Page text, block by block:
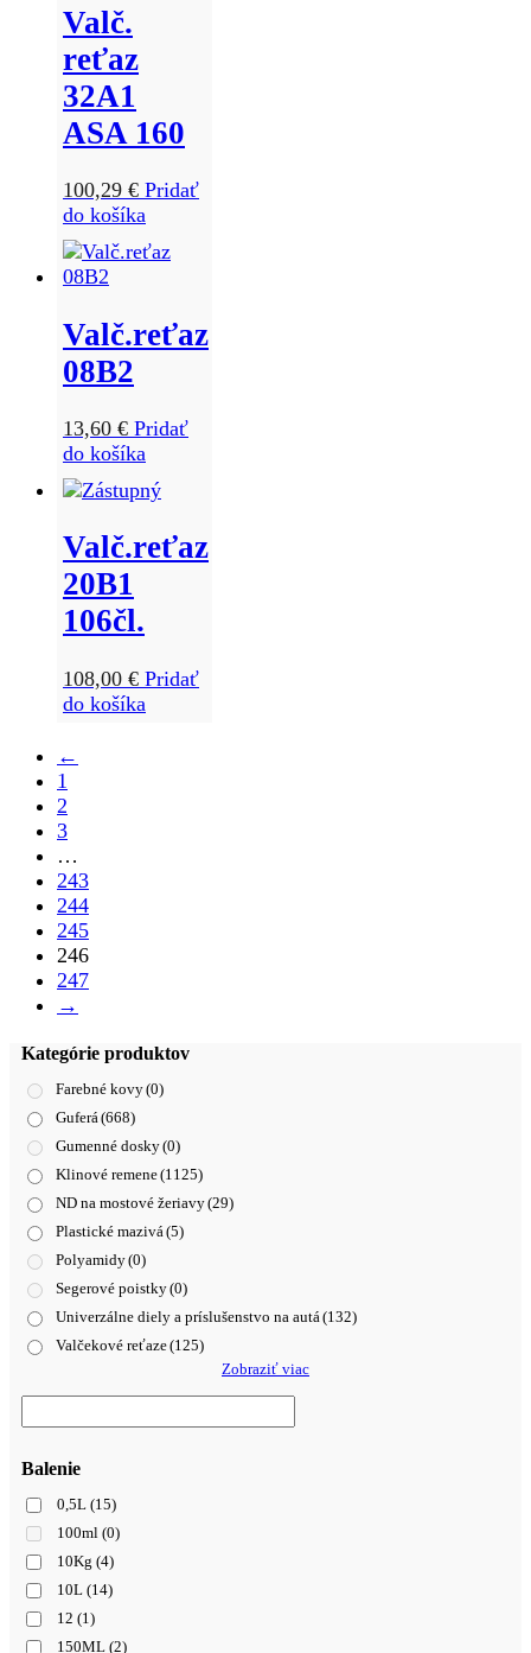
Valč.
reťaz
32A1
ASA 160
100,29 € Pridať
do košíka
Valč.reťaz
08B2
13,60 € Pridať
do košíka
Valč.reťaz
20B1
106čl.
108,00 € Pridať
do košíka
←
1
2
3
…
243
244
245
246
247
→
Kategórie produktov
Farebné kovy(0)
Guferá(668)
Gumenné dosky(0)
Klinové remene(1125)
ND na mostové žeriavy(29)
Plastické mazivá(5)
Polyamidy(0)
Segerové poistky(0)
Univerzálne diely a príslušenstvo na autá(132)
Valčekové reťaze(125)
Zobraziť viac
Balenie
0,5L (15)
100ml (0)
10Kg (4)
10L (14)
12 (1)
150ML (2)